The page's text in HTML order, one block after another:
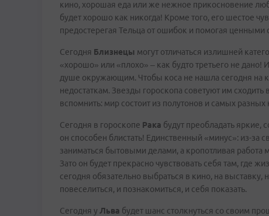
кино, хорошая еда или же нежное прикосновение
будет хорошо как никогда! Кроме того, его шестое
предостерегая Тельца от ошибок и помогая ценными
Сегодня Близнецы могут отличаться излишней
«хорошо» или «плохо» – как будто третьего не дано!
душе окружающим. Чтобы коса не нашла сегодня на
недостаткам. Звезды гороскопа советуют им
вспомнить: мир состоит из полутонов и самых разных
Сегодня в гороскопе Рака будут преобладать яркие,
он способен блистать! Единственный «минус»: из-за
заниматься бытовыми делами, а кропотливая работа
Зато он будет прекрасно чувствовать себя там, где
сегодня обязательно выбраться в кино, на
повеселиться, и познакомиться, и себя показать.
Сегодня уЛьва будет шанс столкнуться со своим